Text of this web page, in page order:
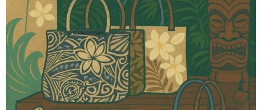
2026/04/20
松戸市よりお越しのお客様のSwitchの液晶交換をさせて頂きました！あり
がとうございました！
2026/04/19
松戸市よりお越しのお客様のSwitchの液晶交換をさせて頂きました！あり
がとうございました！
2026/04/19
松戸市よりお越しのお客様のiPhone13の液晶交換をさせて頂きました！あ
りがとうございました！
2026/04/19
松戸市よりお越しのお客様のiPhone5の液晶交換をさせて頂きました！あり